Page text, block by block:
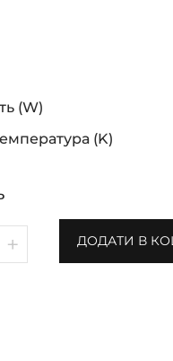
(W)
(K)
+ ДОДАТИ В